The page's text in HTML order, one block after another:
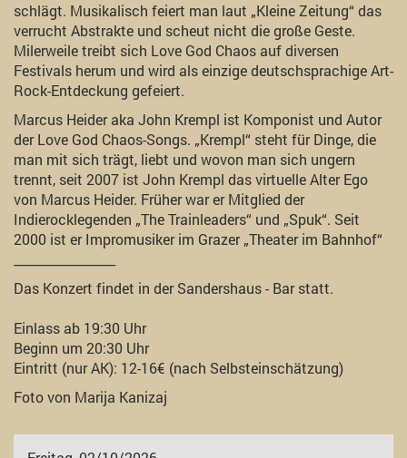
schlägt. Musikalisch feiert man laut „Kleine Zeitung“ das
verrucht Abstrakte und scheut nicht die große Geste.
Milerweile treibt sich Love God Chaos auf diversen
Festivals herum und wird als einzige deutschsprachige Art-
Rock-Entdeckung gefeiert.
Marcus Heider aka John Krempl ist Komponist und Autor
der Love God Chaos-Songs. „Krempl“ steht für Dinge, die
man mit sich trägt, liebt und wovon man sich ungern
trennt, seit 2007 ist John Krempl das virtuelle Alter Ego
von Marcus Heider. Früher war er Mitglied der
Indierocklegenden „The Trainleaders“ und „Spuk“. Seit
2000 ist er Impromusiker im Grazer „Theater im Bahnhof“
Das Konzert findet in der Sandershaus - Bar statt.
Einlass ab 19:30 Uhr
Beginn um 20:30 Uhr
Eintritt (nur AK): 12-16€ (nach Selbsteinschätzung)
Foto von Marija Kanizaj